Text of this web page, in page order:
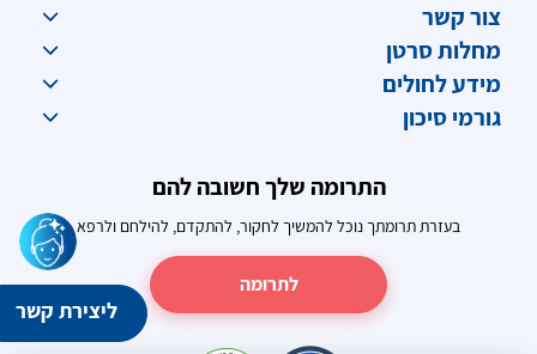
מחלות סרטן
מידע לחולים
גורמי סיכון
צור קשר
התרומה שלך חשובה להם
בעזרת תרומתך נוכל להמשיך לחקור, להתקדם, להילחם ולרפא
לתרומה
ליצירת קשר